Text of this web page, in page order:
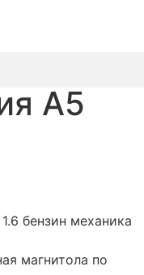
А5
бензин механика
магнитола по